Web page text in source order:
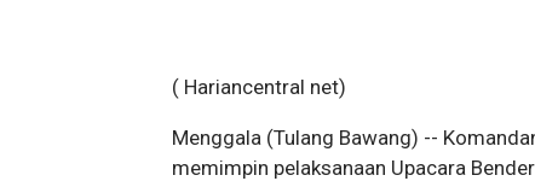
( Hariancentral net)
Menggala (Tulang Bawang) --
memimpin pelaksanaan Upacara